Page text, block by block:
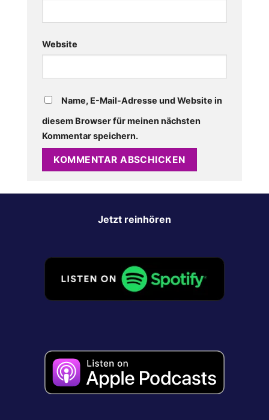
Website
Name, E-Mail-Adresse und Website in
diesem Browser für meinen nächsten
Kommentar speichern.
Jetzt reinhören